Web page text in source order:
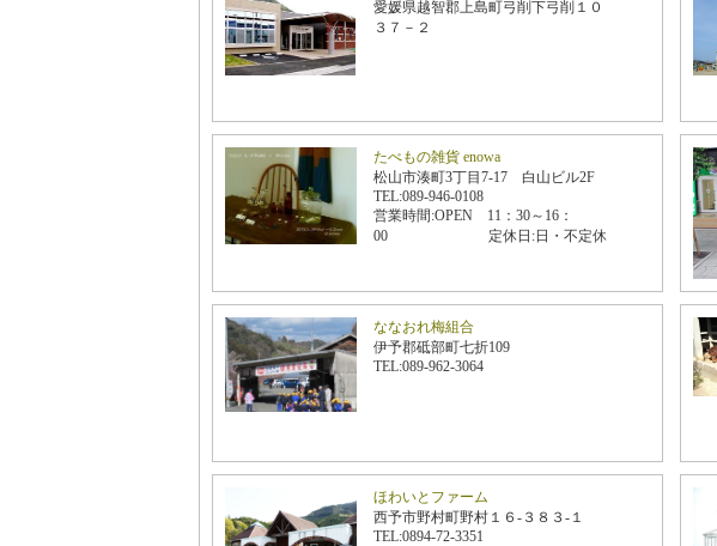
愛媛県越智郡上島町弓削下弓削１０
３７－２
たべもの雑貨 enowa
松山市湊町3丁目7-17 白山ビル2F
TEL:089-946-0108
営業時間:OPEN 11：30～16：
00 定休日:日・不定休
ななおれ梅組合
伊予郡砥部町七折109
TEL:089-962-3064
ほわいとファーム
西予市野村町野村１６-３８３-１
TEL:0894-72-3351